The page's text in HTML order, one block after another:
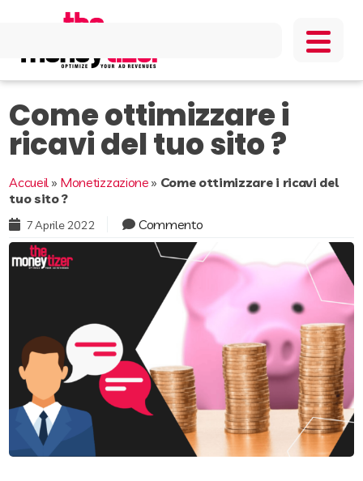
Come ottimizzare i
ricavi del tuo sito ?
Accueil » Monetizzazione » Come ottimizzare i ricavi del
tuo sito ?
7 Aprile 2022 Commento